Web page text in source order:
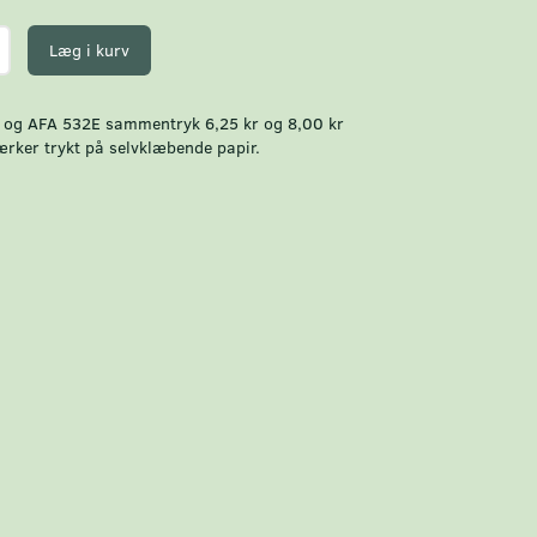
Læg i kurv
og AFA 532E sammentryk 6,25 kr og 8,00 kr
trykt på selvklæbende papir.